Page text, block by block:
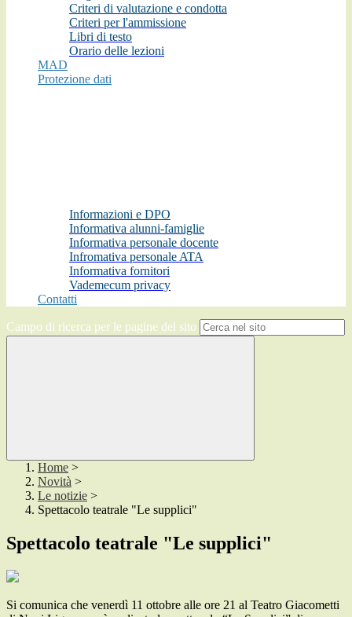
Criteri di valutazione e condotta
Criteri per l'ammissione
Libri di testo
Orario delle lezioni
MAD
Protezione dati
Informazioni e DPO
Informativa alunni-famiglie
Informativa personale docente
Infromativa personale ATA
Informativa fornitori
Vademecum privacy
Contatti
Campo di ricerca per le pagine del sito
Home >
Novità >
Le notizie >
Spettacolo teatrale "Le supplici"
Spettacolo teatrale "Le supplici"
Si comunica che venerdì 11 ottobre alle ore 21 al Teatro Giacometti